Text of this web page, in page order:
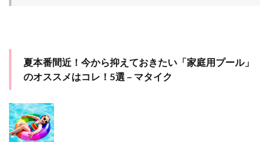
夏本番間近！今から抑えておきたい「家庭用プール」
のオススメはコレ！5選 – マタイク